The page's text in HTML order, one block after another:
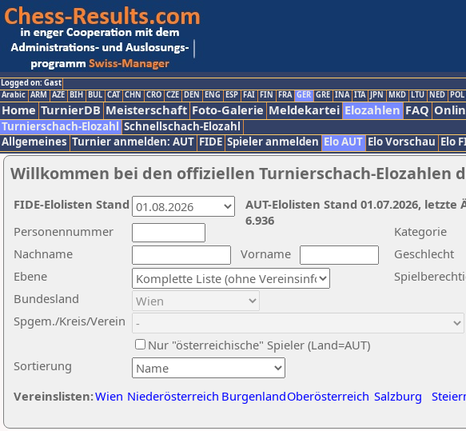
Logged on: Gast
Arabic ARM AZE BIH BUL CAT CHN CRO CZE DEN ENG ESP FAI FIN FRA GER GRE INA ITA JPN MKD LTU NED POL
Home TurnierDB Meisterschaft Foto-Galerie Meldekartei Elozahlen FAQ
Turnierschach-Elozahl Schnellschach-Elozahl
Allgemeines Turnier anmelden: AUT FIDE Spieler anmelden Elo AUT Elo Vorschau Elo
Willkommen bei den offiziellen Turnierschach-Elozahlen
Nachname
Vorname
Ebene
Kategorie
Sortierung
Personennummer
Bundesland
Spgem./Kreis/Verein
Geschlecht
Nur "österreichische" Spieler (Land=AUT)
Vereinslisten:Wien Niederösterreich BurgenlandOberösterreich Salzburg
AUT-Elolisten Stand 01.07.2026,
6.936
FIDE-Elolisten Stand